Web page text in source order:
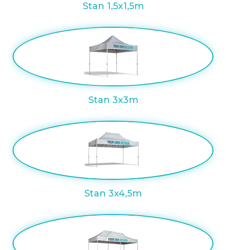
Stan 1,5x1,5m
Stan 3x3m
Stan 3x4,5m